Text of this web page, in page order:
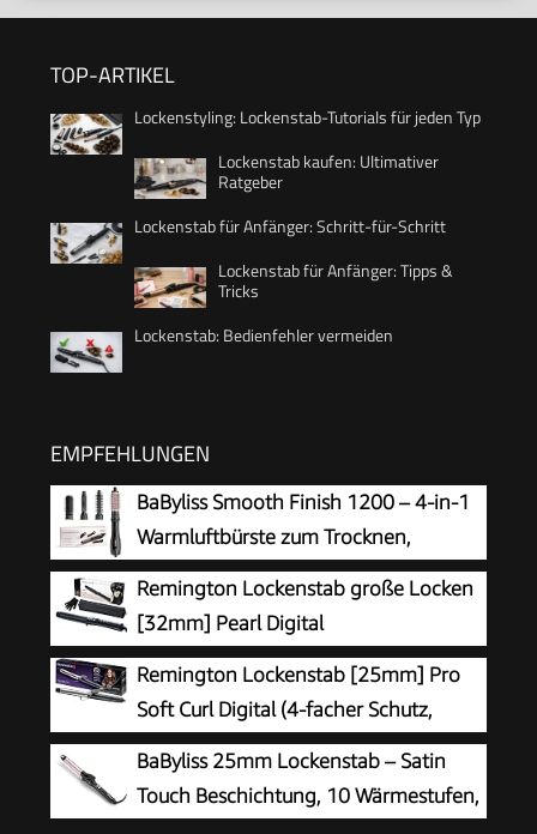
TOP-ARTIKEL
Lockenstyling: Lockenstab-Tutorials für jeden Typ
Lockenstab kaufen: Ultimativer
Ratgeber
Lockenstab für Anfänger: Schritt-für-Schritt
Lockenstab für Anfänger: Tipps &
Tricks
Lockenstab: Bedienfehler vermeiden
EMPFEHLUNGEN
BaByliss Smooth Finish 1200 – 4‑in‑1
Warmluftbürste zum Trocknen,
Formen, Glätten & Volumenstyling,
Ionen‑ & Keramiktechnologie, 4 Aufsätze,
1200W, Schwarz/Pink, AS122E
Remington Lockenstab große Locken
[32mm] Pearl Digital
(Keramikbeschichtung mit echten
Perlen) LCD-Display 130-210°C, inkl.
Hitzehandschuh, sanfte Wellen feines bis
kräftiges Haar, Schwarz, CI9533
Remington Lockenstab [25mm] Pro
Soft Curl Digital (4-facher Schutz,
antistatische Keramik-Turmalin-Beschichtung) -
LCD-Display 130-220°C, mit Klemme, weiche
mittelgroße & natürliche Locken, CI6525
BaByliss 25mm Lockenstab – Satin
Touch Beschichtung, 10 Wärmestufen,